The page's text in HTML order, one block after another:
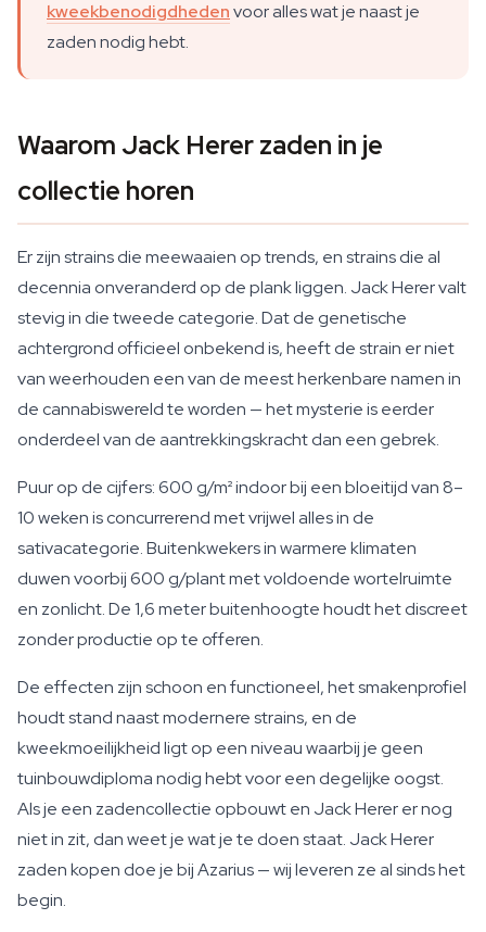
kweekbenodigdhedenvoor alles wat je naast je
zaden nodig hebt.
Waarom Jack Herer zaden in je
collectie horen
Er zijn strains die meewaaien op trends, en strains die al
decennia onveranderd op de plank liggen. Jack Herer valt
stevig in die tweede categorie. Dat de genetische
achtergrond officieel onbekend is, heeft de strain er niet
van weerhouden een van de meest herkenbare namen in
de cannabiswereld te worden — het mysterie is eerder
onderdeel van de aantrekkingskracht dan een gebrek.
Puur op de cijfers: 600 g/m² indoor bij een bloeitijd van 8–
10 weken is concurrerend met vrijwel alles in de
sativacategorie. Buitenkwekers in warmere klimaten
duwen voorbij 600 g/plant met voldoende wortelruimte
en zonlicht. De 1,6 meter buitenhoogte houdt het discreet
zonder productie op te offeren.
De effecten zijn schoon en functioneel, het smakenprofiel
houdt stand naast modernere strains, en de
kweekmoeilijkheid ligt op een niveau waarbij je geen
tuinbouwdiploma nodig hebt voor een degelijke oogst.
Als je een zadencollectie opbouwt en Jack Herer er nog
niet in zit, dan weet je wat je te doen staat. Jack Herer
zaden kopen doe je bij Azarius — wij leveren ze al sinds het
begin.